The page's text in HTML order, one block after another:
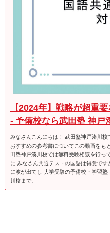
【2024年】戦略が超重
- 予備校なら武田塾 神戸
みなさんこんにちは！ 武田塾神戸湊川
おすすめの参考書についてこの動画をも
田塾神戸湊川校では無料受験相談を行っ
に みなさん共通テストの国語は得意で
に波が出てし 大学受験の予備校・学習
川校まで。